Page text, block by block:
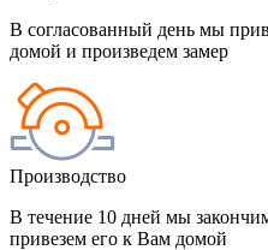
В согласованный день мы
домой и произведем замер
Производство
В течение 10 дней мы
привезем его к Вам домой